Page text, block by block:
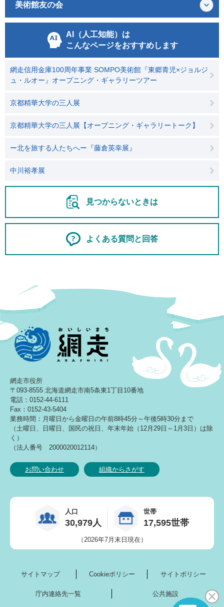
美術館友の会
AI（人工知能）は
こんなページをおすすめします
網走信用金庫100周年事業 SOMPO美術館『東郷青児×ジョルジ
ュ・ルオー』オープニング・ギャラリーツアー
京都精華大学の三人展
京都精華大学の三人展【オープニング・ギャラリートーク】
ー北を旅する人たちへー『藤倉英幸展』
中川裕孝展
見つからないときは
よくある質問と回答
網走市役所
〒093-8555 北海道網走市南5条東1丁目10番地
電話：0152-44-6111
Fax：0152-43-5404
業務時間：月曜日から金曜日の午前8時45分～午後5時30分まで
（土曜日、日曜日、国民の祝日、年末年始（12月29日～1月3日）は除
く）
（法人番号 2000020012114）
お問い合わせ 組織からさがす
人口
30,979人
世帯
17,595世帯
（2026年7月末日現在）
サイトマップ Cookieポリシー サイトポリシー
庁内連絡先一覧 公共施設